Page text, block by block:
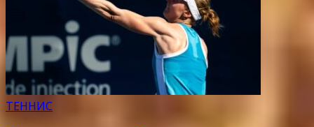
ТЕННИС